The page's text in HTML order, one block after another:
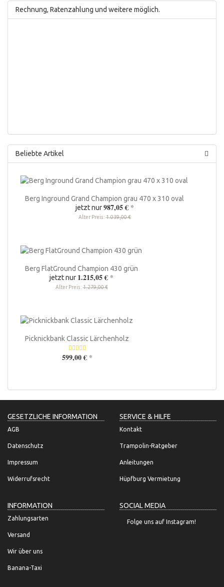
Rechnung, Ratenzahlung und weitere möglich.
Beliebte Artikel
Berg Inground Grand Champion grau 470 x 310 oval
jetzt nur987,05 € *
Alter Preis:1.039,00 €
Berg FlatGround Champion 430 grün
jetzt nur 1.215,05 € *
Alter Preis:1.279,00 €
Picknickbank Classic Lärchenholz
599,00 € *
GESETZLICHE INFORMATION
AGB
Datenschutz
Impressum
Widerrufsrecht
SERVICE & HILFE
Kontakt
Trampolin-Ratgeber
Anleitungen
Hüpfburg Vermietung
INFORMATION
Zahlungsarten
Versand
Wir über uns
Banana-Taxi
SOCIAL MEDIA
Folge uns auf Instagram!